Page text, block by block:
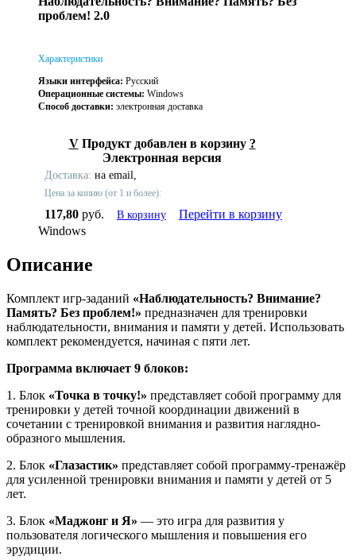
проблем! 2.0
Характеристики
Языки интерфейса: Русский
Операционные системы: Windows
Способ доставки: электронная доставка
V Продукт добавлен в корзину ?
Электронная версия
Доставка: на email,
Цена за копию (от 1 и более):
117,80 руб. В корзину
Перейти в корзину
Windows
Описание
Комплект игр-заданий «Наблюдательность? Внимание?
Память? Без проблем!» предназначен для тренировки
наблюдательности, внимания и памяти у детей. Использовать
комплект рекомендуется, начиная с пяти лет.
Программа включает 9 блоков:
1. Блок «Точка в точку!» представляет собой программу для
тренировки у детей точной координации движений в
сочетании с тренировкой внимания и развития наглядно-
образного мышления.
2. Блок «Глазастик» представляет собой программу-тренажёр
для усиленной тренировки внимания и памяти у детей от 5
лет.
3. Блок «Маджонг и Я» — это игра для развития у
пользователя логического мышления и повышения его
эрудиции.